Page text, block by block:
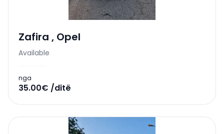
Zafira , Opel
Available
nga
35.00€ /ditë